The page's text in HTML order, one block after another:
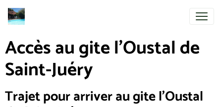
Accès au gite l'Oustal de
Saint-Juéry
Trajet pour arriver au gite l'Oustal